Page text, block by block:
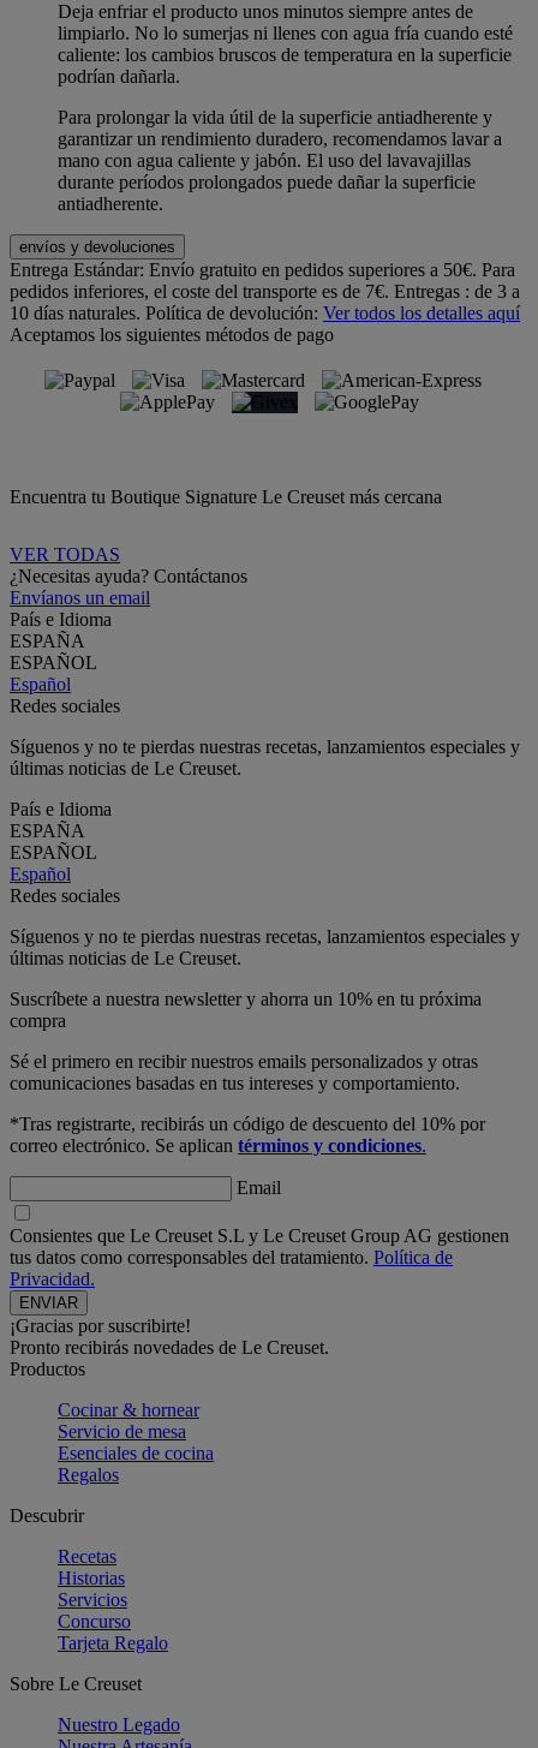
Deja enfriar el producto unos minutos siempre antes de
limpiarlo. No lo sumerjas ni llenes con agua fría cuando esté
caliente: los cambios bruscos de temperatura en la superficie
podrían dañarla.
Para prolongar la vida útil de la superficie antiadherente y
garantizar un rendimiento duradero, recomendamos lavar a
mano con agua caliente y jabón. El uso del lavavajillas
durante períodos prolongados puede dañar la superficie
antiadherente.
envíos y devoluciones
Entrega Estándar: Envío gratuito en pedidos superiores a 50€. Para
pedidos inferiores, el coste del transporte es de 7€. Entregas : de 3 a
10 días naturales. Política de devolución: Ver todos los detalles aquí
Aceptamos los siguientes métodos de pago
Encuentra tu Boutique Signature Le Creuset más cercana
VER TODAS
¿Necesitas ayuda? Contáctanos
Envíanos un email
País e Idioma
ESPAÑA
ESPAÑOL
Español
Redes sociales
Síguenos y no te pierdas nuestras recetas, lanzamientos especiales y
últimas noticias de Le Creuset.
País e Idioma
ESPAÑA
ESPAÑOL
Español
Redes sociales
Síguenos y no te pierdas nuestras recetas, lanzamientos especiales y
últimas noticias de Le Creuset.
Suscríbete a nuestra newsletter y ahorra un 10% en tu próxima
compra
Sé el primero en recibir nuestros emails personalizados y otras
comunicaciones basadas en tus intereses y comportamiento.
*Tras registrarte, recibirás un código de descuento del 10% por
correo electrónico. Se aplican términos y condiciones.
Email
Consientes que Le Creuset S.L y Le Creuset Group AG gestionen
tus datos como corresponsables del tratamiento. Política de
Privacidad.
¡Gracias por suscribirte!
Pronto recibirás novedades de Le Creuset.
Productos
Cocinar & hornear
Servicio de mesa
Esenciales de cocina
Regalos
Descubrir
Recetas
Historias
Servicios
Concurso
Tarjeta Regalo
Sobre Le Creuset
Nuestro Legado